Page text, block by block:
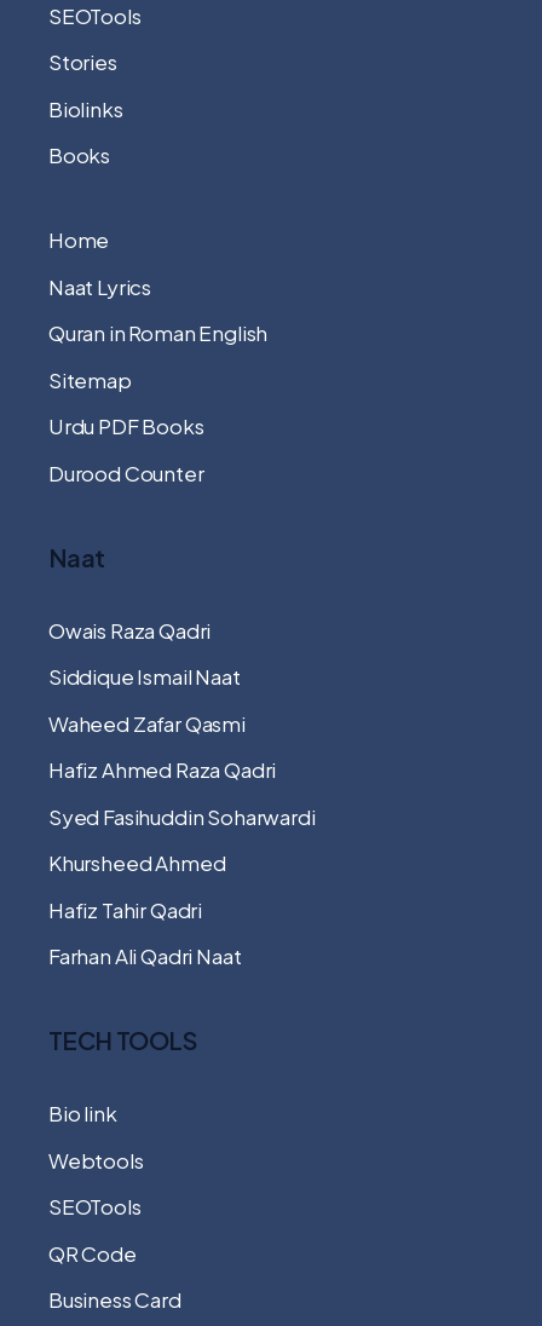
SEOTools
Stories
Biolinks
Books
Home
Naat Lyrics
Quran in Roman English
Sitemap
Urdu PDF Books
Durood Counter
Naat
Owais Raza Qadri
Siddique Ismail Naat
Waheed Zafar Qasmi
Hafiz Ahmed Raza Qadri
Syed Fasihuddin Soharwardi
Khursheed Ahmed
Hafiz Tahir Qadri
Farhan Ali Qadri Naat
TECH TOOLS
Bio link
Webtools
SEOTools
QR Code
Business Card